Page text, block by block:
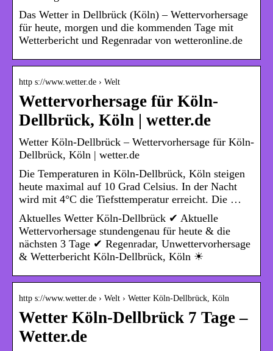
Das Wetter in Dellbrück (Köln) – Wettervorhersage
für heute, morgen und die kommenden Tage mit
Wetterbericht und Regenradar von wetteronline.de
http s://www.wetter.de › Welt
Wettervorhersage für Köln-
Dellbrück, Köln | wetter.de
Wetter Köln-Dellbrück – Wettervorhersage für Köln-
Dellbrück, Köln | wetter.de
Die Temperaturen in Köln-Dellbrück, Köln steigen
heute maximal auf 10 Grad Celsius. In der Nacht
wird mit 4°C die Tiefsttemperatur erreicht. Die …
Aktuelles Wetter Köln-Dellbrück ✔ Aktuelle
Wettervorhersage stundengenau für heute & die
nächsten 3 Tage ✔ Regenradar, Unwettervorhersage
& Wetterbericht Köln-Dellbrück, Köln ☀
http s://www.wetter.de › Welt › Wetter Köln-Dellbrück, Köln
Wetter Köln-Dellbrück 7 Tage –
Wetter.de